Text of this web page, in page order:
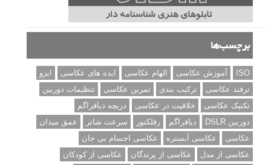
برچسب‌ها
ISO آموزش عکاسی الهام عکاسی ایده های عکاسی
ایزو
ترفند عکاسی
ترکیب بندی تمرین عکاسی
تنظیمات دوربین
تکنیک عکاسی
خلاقیت در عکاسی
دریچه دیافراگم
دوربین DSLR
دیافراگم رفلکتور سرعت شاتر
عمق میدان
عکاسی
عکاسی آبستره
عکاسی اجسام بی جان
عکاسی از مدل
عکاسی از پرندگان
عکاسی از کودکان